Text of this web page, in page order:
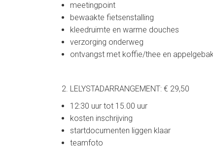
meetingpoint
bewaakte fietsenstalling
kleedruimte en warme douches
verzorging onderweg
ontvangst met koffie/thee en
LELYSTADARRANGEMENT: € 29,50
12:30 uur tot 15.00 uur
kosten inschrijving
startdocumenten liggen klaar
teamfoto